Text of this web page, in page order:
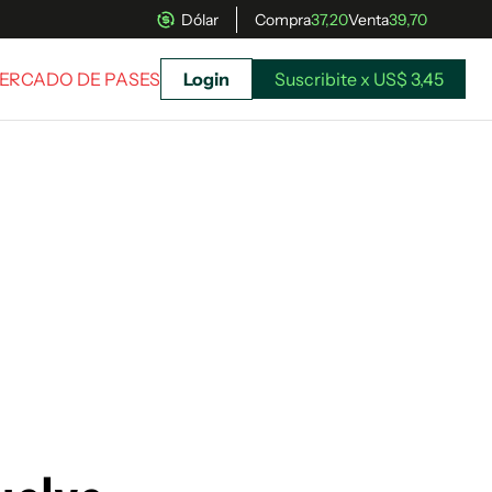
Dólar Compra37,20Venta39,70
DE PASES Login Suscribite x US$ 3,45